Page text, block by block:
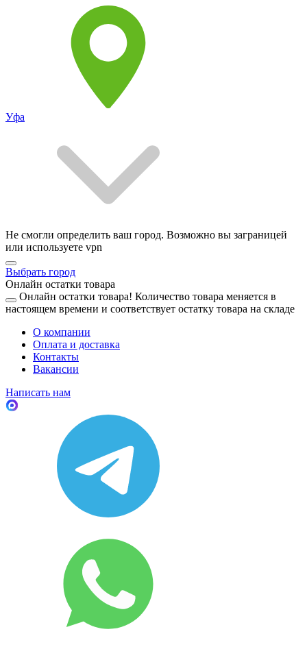
Уфа
Не смогли определить ваш город. Возможно вы заграницей
или используете vpn
Выбрать город
Онлайн остатки товара
Онлайн остатки товара! Количество товара меняется в
настоящем времени и соответствует остатку товара на складе
О компании
Оплата и доставка
Контакты
Вакансии
Написать нам